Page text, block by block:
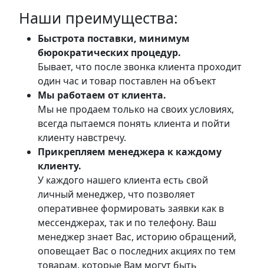
Наши преимущества:
Быстрота поставки, минимум
бюрократических процедур.
Бывает, что после звонка клиента проходит
один час и товар поставлен на объект
Мы работаем от клиента.
Мы не продаем только на своих условиях,
всегда пытаемся понять клиента и пойти
клиенту навстречу.
Прикрепляем менеджера к каждому
клиенту.
У каждого нашего клиента есть свой
личный менеджер, что позволяет
оперативнее формировать заявки как в
мессенджерах, так и по телефону. Ваш
менеджер знает Вас, историю обращений,
оповещает Вас о последних акциях по тем
товарам, которые Вам могут быть